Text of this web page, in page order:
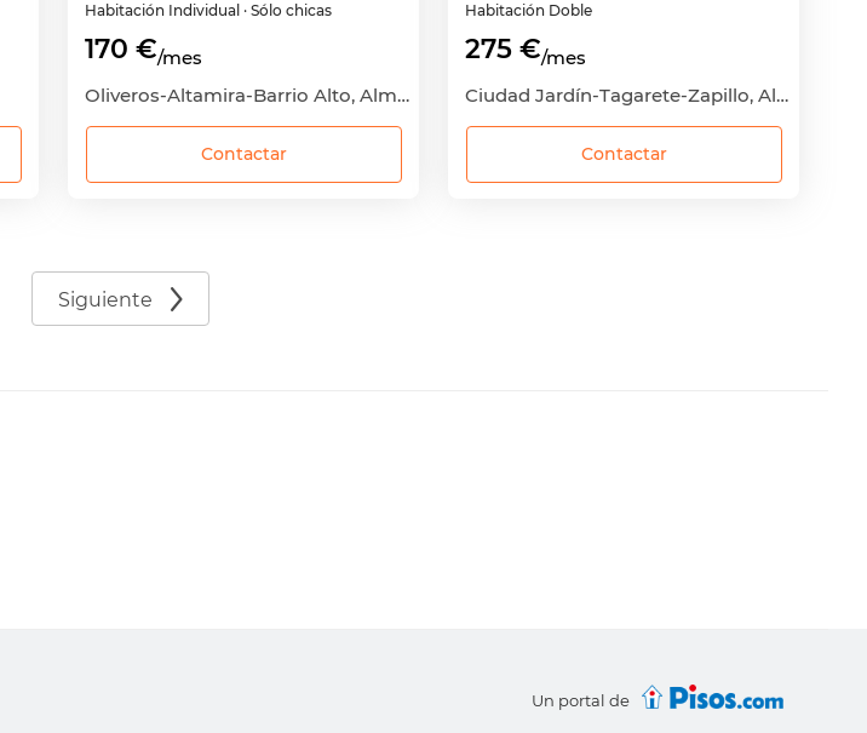
Habitación Individual · Sólo chicas
170 €/mes
Oliveros-Altamira-Barrio Alto, Almería Capital, Almería
Contactar
Habitación Doble
275 €/mes
Ciudad Jardín-Tagarete-Zapillo, Almería Capital, Almería
Contactar
Siguiente
Un portal de